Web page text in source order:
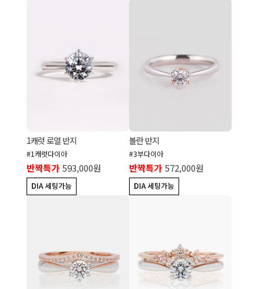
1캐럿 로열 반지
#1캐럿다이아
반짝특가 593,000원
볼란 반지
#3부다이아
반짝특가 572,000원